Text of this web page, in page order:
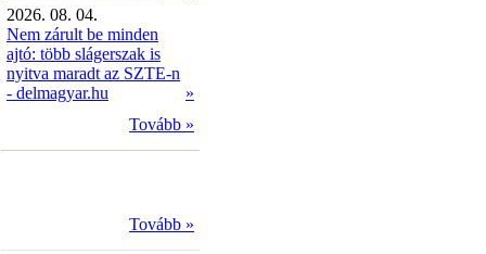
2026. 08. 04.
Nem zárult be minden
ajtó: több slágerszak is
nyitva maradt az SZTE-n
- delmagyar.hu
»
Tovább »
Tovább »